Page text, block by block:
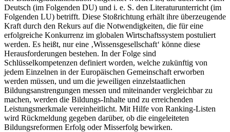
Deutsch (im Folgenden DU) und i. e. S. den Literaturunterricht (im
Folgenden LU) betrifft. Diese Stoßrichtung erhält ihre überzeugende
Kraft durch den Rekurs auf die Notwendigkeiten, die für eine
erfolgreiche Konkurrenz im globalen Wirtschaftssystem postuliert
werden. Es heißt, nur eine ‚Wissensgesellschaft‘ könne diese
Herausforderungen bestehen. In der Folge sind
Schlüsselkompetenzen definiert worden, welche zukünftig von
jedem Einzelnen in der Europäischen Gemeinschaft erworben
werden müssen, und um die jeweiligen einzelstaatlichen
Bildungsanstrengungen messen und miteinander vergleichbar zu
machen, werden die Bildungs-Inhalte und zu erreichenden
Leistungsmerkmale vereinheitlicht. Mit Hilfe von Ranking-Listen
wird Rückmeldung gegeben darüber, ob die eingeleiteten
Bildungsreformen Erfolg oder Misserfolg bewirken.